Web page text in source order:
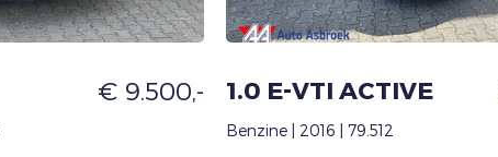
€ 9.500,- 1.0 E-VTI ACTIVE
Benzine | 2016 | 79.512